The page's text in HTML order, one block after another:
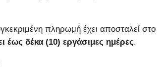
πληρωμή έχει αποσταλεί στο
έως δέκα (10) εργάσιμες ημέρες.